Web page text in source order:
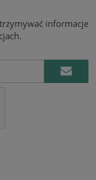
informacje